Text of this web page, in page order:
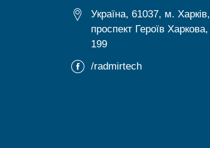
Україна, 61037, м. Харків,
проспект Героїв Харкова,
199
/radmirtech